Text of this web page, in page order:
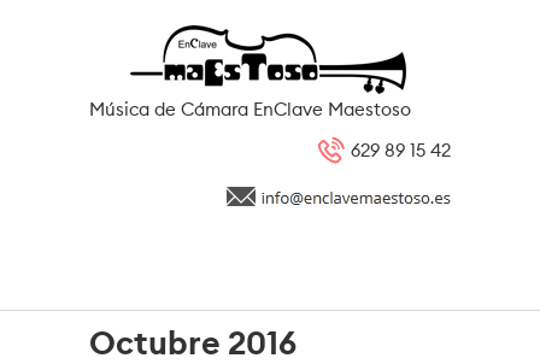
Música de Cámara EnClave Maestoso
629 89 15 42
Octubre 2016